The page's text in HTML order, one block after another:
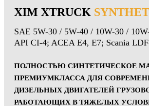
XIM XTRUCK
SAE 5W-30 / 5W-40 / 10W-30 /
API CI-4; ACEA E4, E7; Scania
ПОЛНОСТЬЮ СИНТЕТИЧЕСКОЕ
ПРЕМИУМКЛАССА ДЛЯ
ДИЗЕЛЬНЫХ ДВИГАТЕЛЕЙ
РАБОТАЮЩИХ В ТЯЖЕЛЫХ